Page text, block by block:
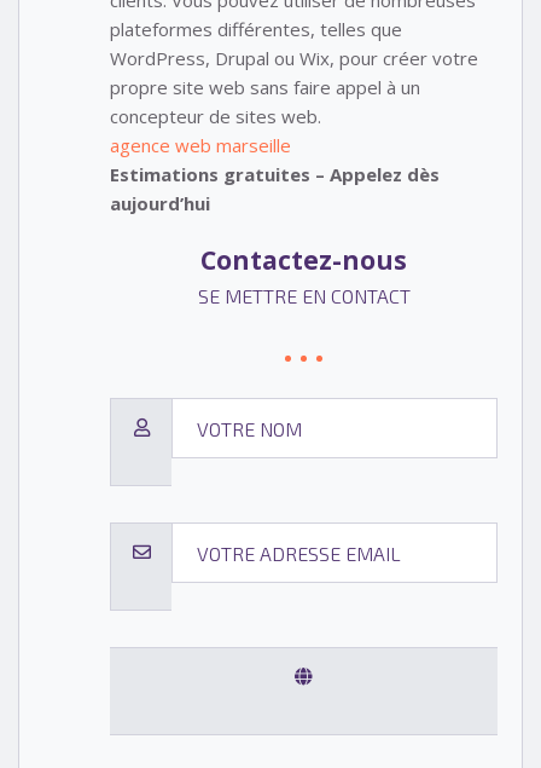
plateformes différentes, telles que
WordPress, Drupal ou Wix, pour créer votre
propre site web sans faire appel à un
concepteur de sites web.
agence web marseille
Estimations gratuites – Appelez dès
aujourd’hui
Contactez-nous
SE METTRE EN CONTACT